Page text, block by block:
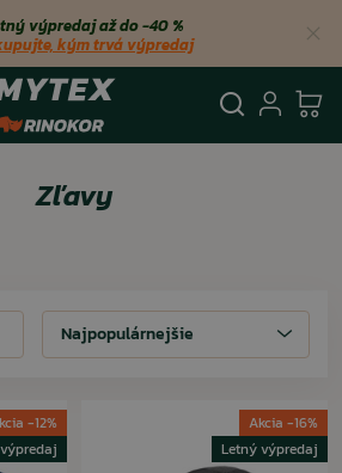
výpredaj až do −40 %
kým trvá výpredaj
Zľavy
Najpopulárnejšie
-12%
Akcia -16%
Letný výpredaj